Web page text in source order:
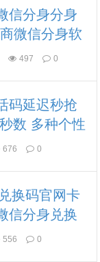
信分身分身
微信分身软
497 0
码延迟秒抢
数 ​多种个性
家消息防撤
676 0
换码官网卡
信分身兑换
/定时群发
556 0